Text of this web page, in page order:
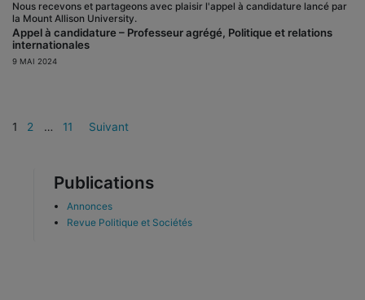
Nous recevons et partageons avec plaisir l'appel à candidature lancé par
la Mount Allison University.
Appel à candidature – Professeur agrégé, Politique et relations
internationales
9 MAI 2024
Pagination
publications
1 2 … 11 Suivant
Publications
Annonces
Revue Politique et Sociétés